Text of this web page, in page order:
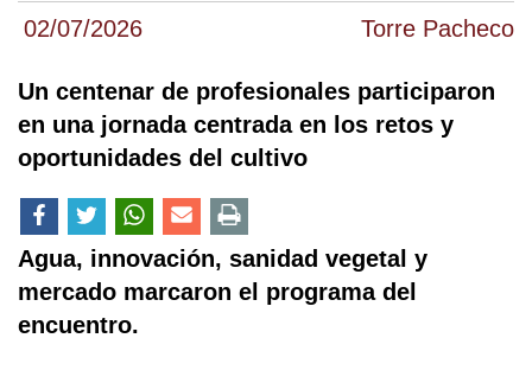
02/07/2026 Torre Pacheco
Un centenar de profesionales participaron
en una jornada centrada en los retos y
oportunidades del cultivo
Agua, innovación, sanidad vegetal y
mercado marcaron el programa del
encuentro.